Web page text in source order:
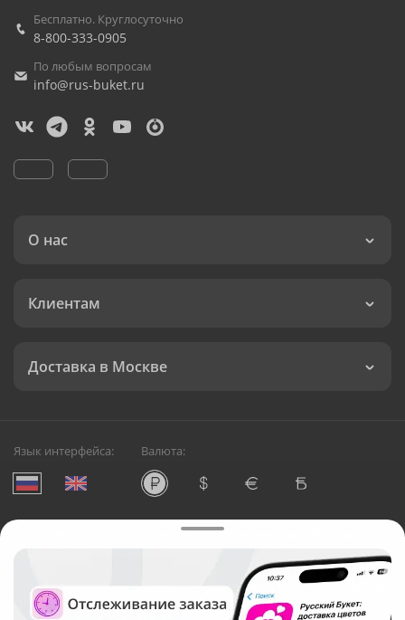
Бесплатно. Круглосуточно
8-800-333-0905
По любым вопросам
info@rus-buket.ru
О нас
Клиентам
Доставка в Москве
Язык интерфейса: Валюта:
Служба круглосуточной доставки цветов в Москве
Русский Букет, 2026
Общество с ограниченной ответственностью «Технология»
ОГРН: 1195476081745, ИНН: 5410081997